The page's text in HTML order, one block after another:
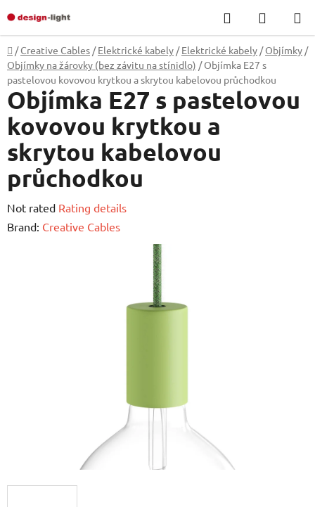
to
content
Search
CART
Home
/ Creative Cables / Elektrické kabely / Elektrické kabely / Objímky /
Objímky na žárovky (bez závitu na stínidlo) / Objímka E27 s
pastelovou kovovou krytkou a skrytou kabelovou průchodkou
Objímka E27 s pastelovou
kovovou krytkou a
skrytou kabelovou
průchodkou
The
average
Not rated Rating details
Brand: Creative Cables